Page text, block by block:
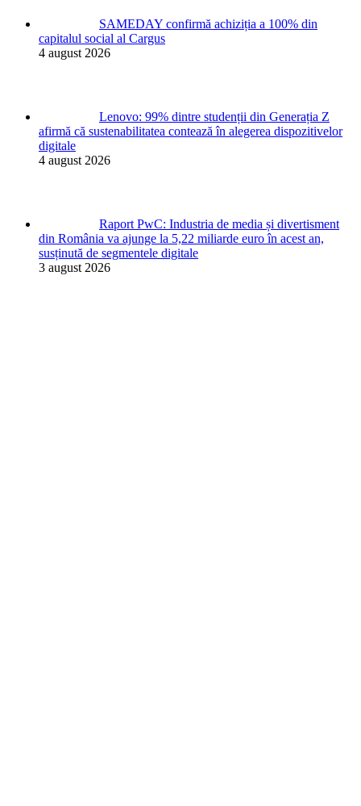
SAMEDAY confirmă achiziția a 100% din
capitalul social al Cargus
4 august 2026
Lenovo: 99% dintre studenții din Generația Z
afirmă că sustenabilitatea contează în alegerea dispozitivelor
digitale
4 august 2026
Raport PwC: Industria de media și divertisment
din România va ajunge la 5,22 miliarde euro în acest an,
susținută de segmentele digitale
3 august 2026